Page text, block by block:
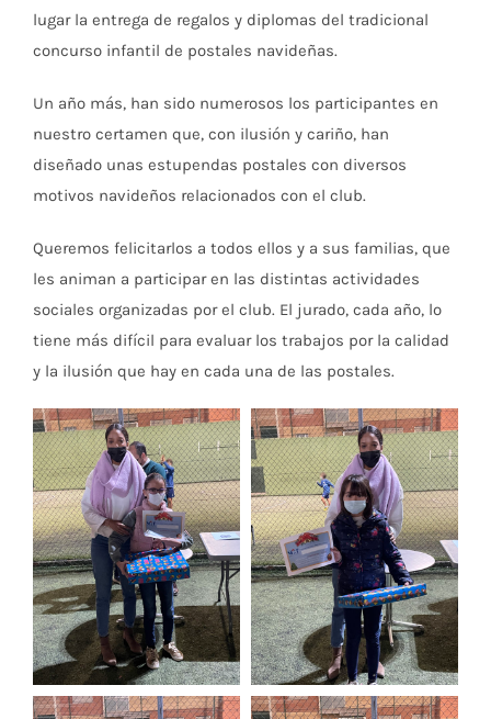
lugar la entrega de regalos y diplomas del tradicional
concurso infantil de postales navideñas.
Un año más, han sido numerosos los participantes en
nuestro certamen que, con ilusión y cariño, han
diseñado unas estupendas postales con diversos
motivos navideños relacionados con el club.
Queremos felicitarlos a todos ellos y a sus familias, que
les animan a participar en las distintas actividades
sociales organizadas por el club. El jurado, cada año, lo
tiene más difícil para evaluar los trabajos por la calidad
y la ilusión que hay en cada una de las postales.